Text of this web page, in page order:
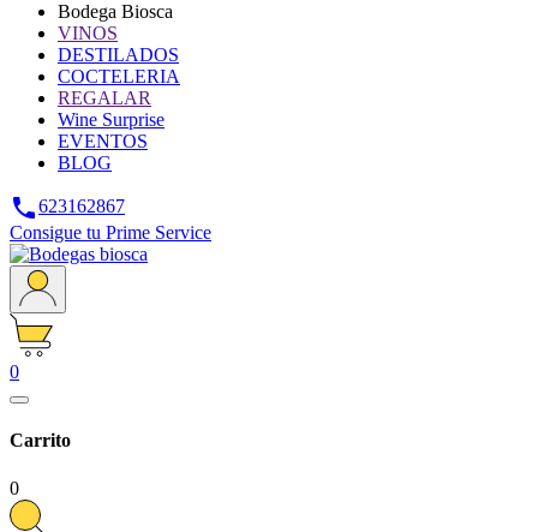
Bodega Biosca
VINOS
DESTILADOS
COCTELERIA
REGALAR
Wine Surprise
EVENTOS
BLOG
623162867
Consigue tu Prime Service
0
Carrito
0